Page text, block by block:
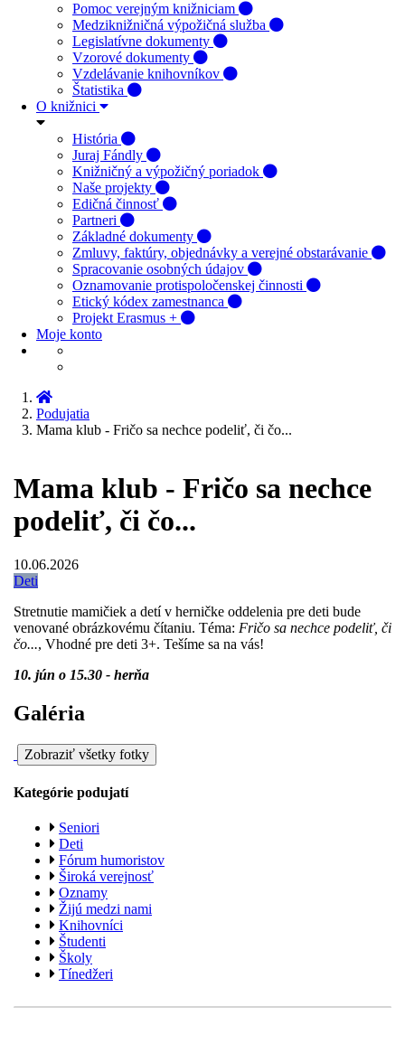
Pomoc verejným knižniciam
Medziknižničná výpožičná služba
Legislatívne dokumenty
Vzorové dokumenty
Vzdelávanie knihovníkov
Štatistika
O knižnici
História
Juraj Fándly
Knižničný a výpožičný poriadok
Naše projekty
Edičná činnosť
Partneri
Základné dokumenty
Zmluvy, faktúry, objednávky a verejné obstarávanie
Spracovanie osobných údajov
Oznamovanie protispoločenskej činnosti
Etický kódex zamestnanca
Projekt Erasmus +
Moje konto
Podujatia
Mama klub - Fričo sa nechce podeliť, či čo...
Mama klub - Fričo sa nechce
podeliť, či čo...
10.06.2026
Deti
Stretnutie mamičiek a detí v herničke oddelenia pre deti bude
venované obrázkovému čítaniu. Téma: Fričo sa nechce podeliť, či
čo..., Vhodné pre deti 3+. Tešíme sa na vás!
10. jún o 15.30 - herňa
Galéria
Zobraziť všetky fotky
Kategórie podujatí
Seniori
Deti
Fórum humoristov
Široká verejnosť
Oznamy
Žijú medzi nami
Knihovníci
Študenti
Školy
Tínedžeri